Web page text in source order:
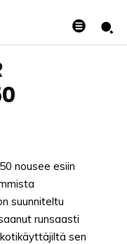
nousee esiin
suunniteltu
runsaasti
sen